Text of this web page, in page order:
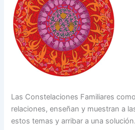
Las Constelaciones Familiares
relaciones, enseñan y muestran a
estos temas y arribar a una solución.